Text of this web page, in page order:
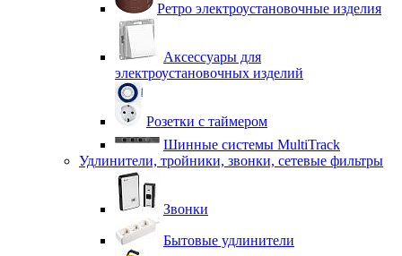
Ретро электроустановочные изделия
Аксессуары для
электроустановочных изделий
Розетки с таймером
Шинные системы MultiTrack
Удлинители, тройники, звонки, сетевые фильтры
Звонки
Бытовые удлинители